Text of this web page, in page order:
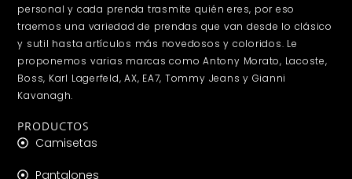
personal y cada prenda trasmite quién eres, por eso
traemos una variedad de prendas que van desde lo clásico
y sutil hasta artículos más novedosos y coloridos. Le
proponemos varias marcas como Antony Morato, Lacoste,
Boss, Karl Lagerfeld, AX, EA7, Tommy Jeans y Gianni
Kavanagh.
PRODUCTOS
Camisetas
Pantalones